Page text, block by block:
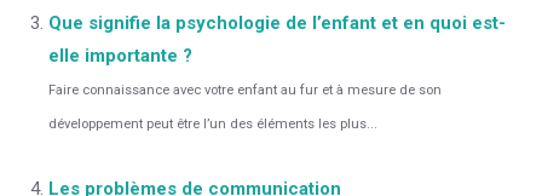
Que signifie la psychologie de l’enfant et en quoi est-
elle importante ?
Faire connaissance avec votre enfant au fur et à mesure de son
développement peut être l’un des éléments les plus...
Les problèmes de communication